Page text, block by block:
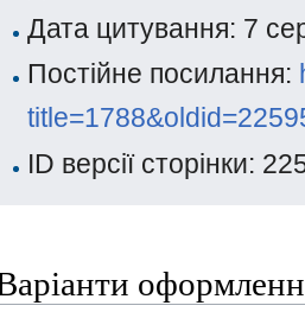
Дата цитування: 7
Постійне посилання:
ID версії сторінки: